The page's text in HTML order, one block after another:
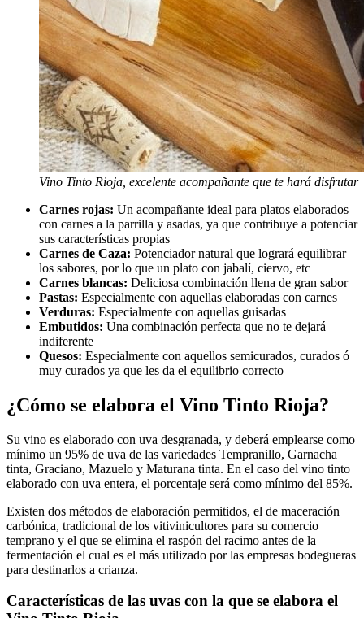
Vino Tinto Rioja, excelente acompañante que te hará disfrutar
Carnes rojas: Un acompañante ideal para platos elaborados
con carnes a la parrilla y asadas, ya que contribuye a potenciar
sus características propias
Carnes de Caza: Potenciador natural que logrará equilibrar
los sabores, por lo que un plato con jabalí, ciervo, etc
Carnes blancas: Deliciosa combinación llena de gran sabor
Pastas: Especialmente con aquellas elaboradas con carnes
Verduras: Especialmente con aquellas guisadas
Embutidos: Una combinación perfecta que no te dejará
indiferente
Quesos: Especialmente con aquellos semicurados, curados ó
muy curados ya que les da el equilibrio correcto
¿Cómo se elabora el Vino Tinto Rioja?
Su vino es elaborado con uva desgranada, y deberá emplearse como
mínimo un 95% de uva de las variedades Tempranillo, Garnacha
tinta, Graciano, Mazuelo y Maturana tinta. En el caso del vino tinto
elaborado con uva entera, el porcentaje será como mínimo del 85%.
Existen dos métodos de elaboración permitidos, el de maceración
carbónica, tradicional de los vitivinicultores para su comercio
temprano y el que se elimina el raspón del racimo antes de la
fermentación el cual es el más utilizado por las empresas bodegueras
para destinarlos a crianza.
Características de las uvas con la que se elabora el